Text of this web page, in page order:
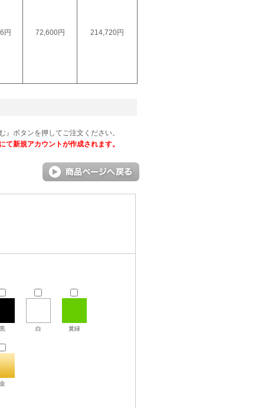
円 72,600円 214,720円
ボタンを押してご注文ください。
新規アカウントが作成されます。
黒 白 黄緑
金